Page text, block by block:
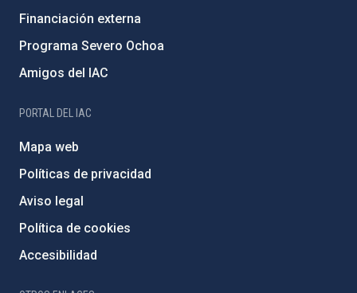
Financiación externa
Programa Severo Ochoa
Amigos del IAC
PORTAL DEL IAC
Mapa web
Políticas de privacidad
Aviso legal
Política de cookies
Accesibilidad